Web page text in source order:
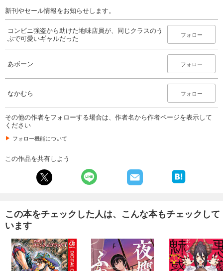
新刊やセール情報をお知らせします。
コンビニ強盗から助けた地味店員が、同じクラスのう
ぶで可愛いギャルだった
フォロー
あボーン フォロー
なかむら フォロー
その他の作者をフォローする場合は、作者名から作者ページを表示して
ください
フォロー機能について
この作品を共有しよう
この本をチェックした人は、こんな本もチェックして
います